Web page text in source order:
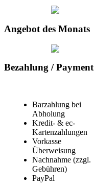
Angebot des Monats
Bezahlung / Payment
Barzahlung bei
Abholung
Kredit- & ec-
Kartenzahlungen
Vorkasse
Überweisung
Nachnahme (zzgl.
Gebühren)
PayPal